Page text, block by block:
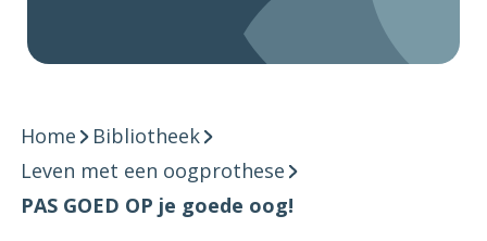
Home
Bibliotheek
Leven met een oogprothese
PAS GOED OP je goede oog!